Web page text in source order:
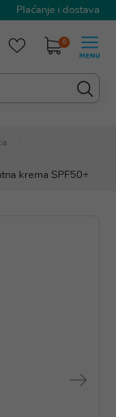
Plaćanje i dostava
0
krema SPF50+